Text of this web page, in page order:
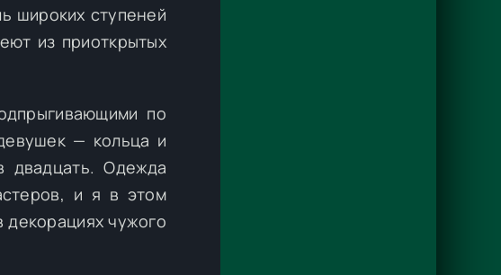
широких ступеней
из приоткрытых
по
— кольца и
двадцать. Одежда
и я в этом
чужого